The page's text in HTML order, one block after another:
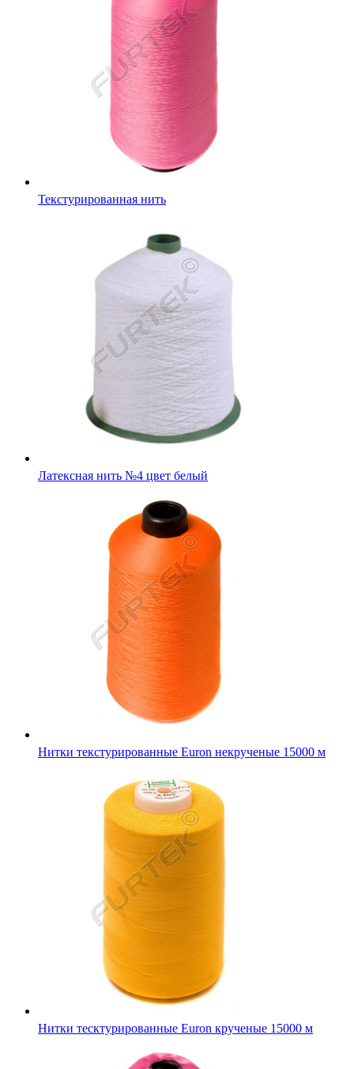
Текстурированная нить
Латексная нить №4 цвет белый
Нитки текстурированные Euron некрученые 15000 м
Нитки тесктурированные Euron крученые 15000 м